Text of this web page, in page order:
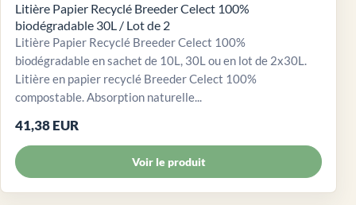
Litière Papier Recyclé Breeder Celect 100%
biodégradable 30L / Lot de 2
Litière Papier Recyclé Breeder Celect 100%
biodégradable en sachet de 10L, 30L ou en lot de 2x30L.
Litière en papier recyclé Breeder Celect 100%
compostable. Absorption naturelle...
41,38 EUR
Voir le produit